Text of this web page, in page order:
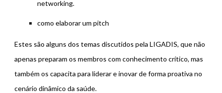
networking.
como elaborar um pitch
Estes são alguns dos temas discutidos pela LIGADIS, que não
apenas preparam os membros com conhecimento crítico, mas
também os capacita para liderar e inovar de forma proativa no
cenário dinâmico da saúde.